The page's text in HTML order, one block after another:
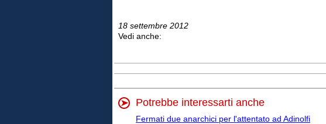
18 settembre 2012
Vedi anche:
Potrebbe interessarti anche
Fermati due anarchici per l'attentato ad Adinolfi